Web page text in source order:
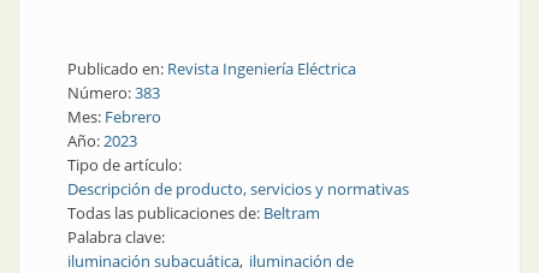
Publicado en: Revista Ingeniería Eléctrica
Número:383
Mes: Febrero
Año:2023
Tipo de artículo:
Descripción de producto, servicios y normativas
Todas las publicaciones de: Beltram
Palabra clave:
iluminación subacuática iluminación de